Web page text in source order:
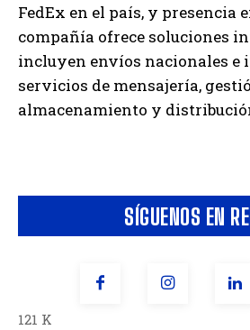
SÍGUENOS EN
121 K
FedEx en el país, y presencia
compañía ofrece soluciones
incluyen envíos nacionales e
servicios de mensajería,
almacenamiento y